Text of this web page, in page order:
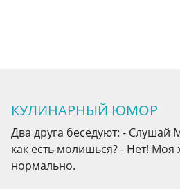
КУЛИНАРНЫЙ ЮМОР
Два друга беседуют: - Слушай
как есть молишься? - Нет! Моя
нормально.